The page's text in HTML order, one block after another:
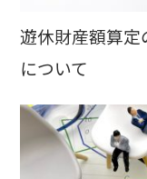
遊休財産額算
について